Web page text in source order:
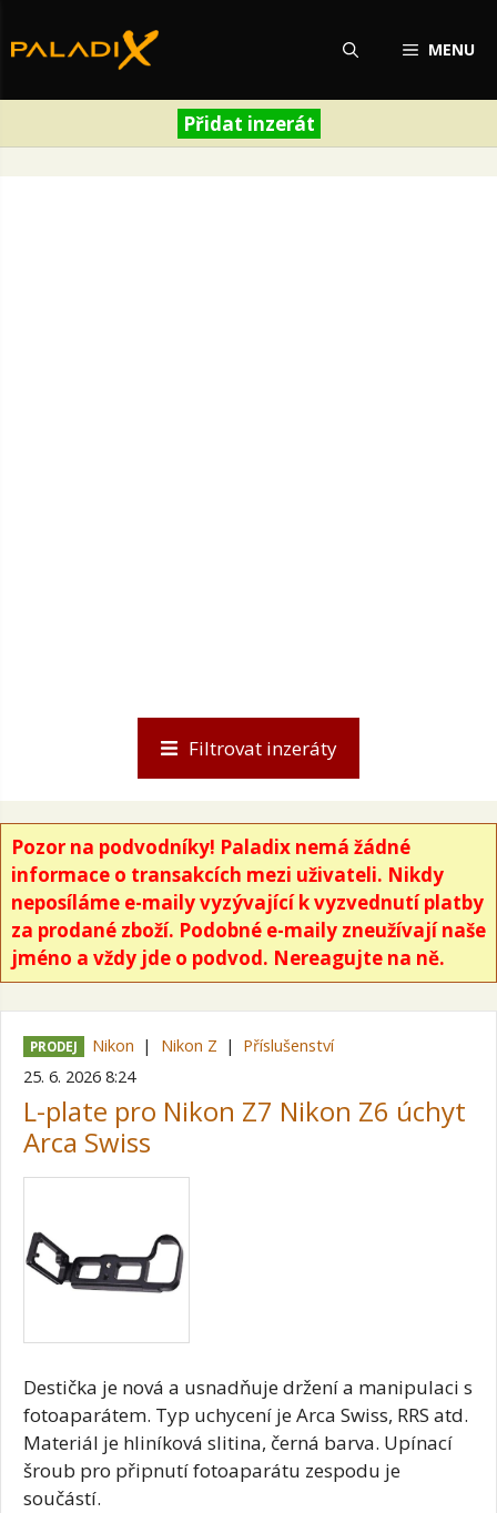
na
MENU
Přidat inzerát
Pozor na podvodníky! Paladix nemá žádné
informace o transakcích mezi uživateli. Nikdy
neposíláme e-maily vyzývající k vyzvednutí platby
za prodané zboží. Podobné e-maily zneužívají naše
jméno a vždy jde o podvod. Nereagujte na ně.
PRODEJ Nikon Nikon Z
Příslušenství
25. 6. 2026 8:24
L-plate pro Nikon Z7 Nikon Z6 úchyt
Arca Swiss
Destička je nová a usnadňuje držení a manipulaci s
fotoaparátem. Typ uchycení je Arca Swiss, RRS atd.
Materiál je hliníková slitina, černá barva. Upínací
šroub pro připnutí fotoaparátu zespodu je
součástí.
Filtrovat inzeráty